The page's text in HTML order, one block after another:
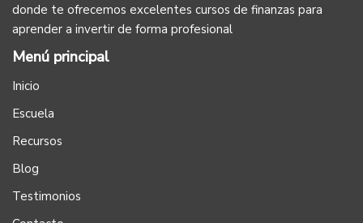
donde te ofrecemos excelentes cursos de finanzas para
aprender a invertir de forma profesional
Menú principal
Inicio
Escuela
Recursos
Blog
Testimonios